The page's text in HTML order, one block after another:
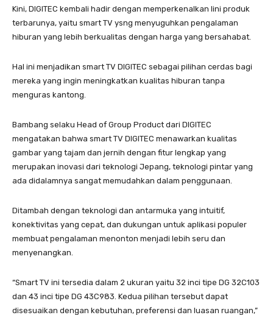
Kini, DIGITEC kembali hadir dengan memperkenalkan lini produk
terbarunya, yaitu smart TV ysng menyuguhkan pengalaman
hiburan yang lebih berkualitas dengan harga yang bersahabat.
Hal ini menjadikan smart TV DIGITEC sebagai pilihan cerdas bagi
mereka yang ingin meningkatkan kualitas hiburan tanpa
menguras kantong.
Bambang selaku Head of Group Product dari DIGITEC
mengatakan bahwa smart TV DIGITEC menawarkan kualitas
gambar yang tajam dan jernih dengan fitur lengkap yang
merupakan inovasi dari teknologi Jepang, teknologi pintar yang
ada didalamnya sangat memudahkan dalam penggunaan.
Ditambah dengan teknologi dan antarmuka yang intuitif,
konektivitas yang cepat, dan dukungan untuk aplikasi populer
membuat pengalaman menonton menjadi lebih seru dan
menyenangkan.
“Smart TV ini tersedia dalam 2 ukuran yaitu 32 inci tipe DG 32C103
dan 43 inci tipe DG 43C983. Kedua pilihan tersebut dapat
disesuaikan dengan kebutuhan, preferensi dan luasan ruangan,”